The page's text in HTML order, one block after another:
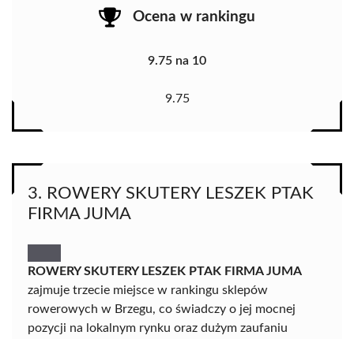
Ocena w rankingu
9.75 na 10
9.75
3. ROWERY SKUTERY LESZEK PTAK
FIRMA JUMA
ROWERY SKUTERY LESZEK PTAK FIRMA JUMA
zajmuje trzecie miejsce w rankingu sklepów
rowerowych w Brzegu, co świadczy o jej mocnej
pozycji na lokalnym rynku oraz dużym zaufaniu